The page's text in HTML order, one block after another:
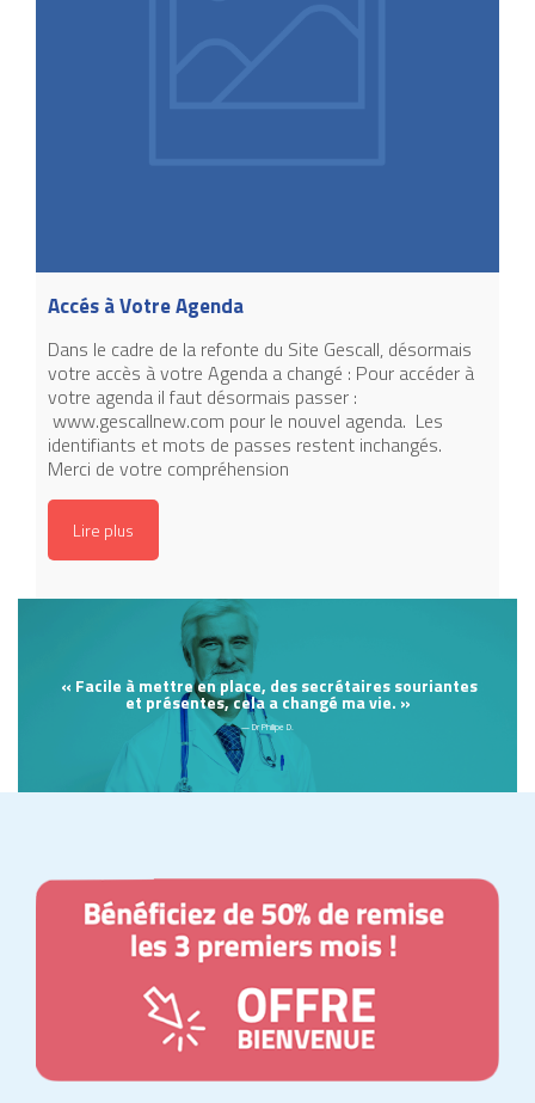
Accés à Votre Agenda
Dans le cadre de la refonte du Site Gescall, désormais
votre accès à votre Agenda a changé : Pour accéder à
votre agenda il faut désormais passer :
www.gescallnew.com pour le nouvel agenda. Les
identifiants et mots de passes restent inchangés.
Merci de votre compréhension
Lire plus
« Facile à mettre en place, des secrétaires souriantes
et présentes, cela a changé ma vie. »
— Dr Philipe D.